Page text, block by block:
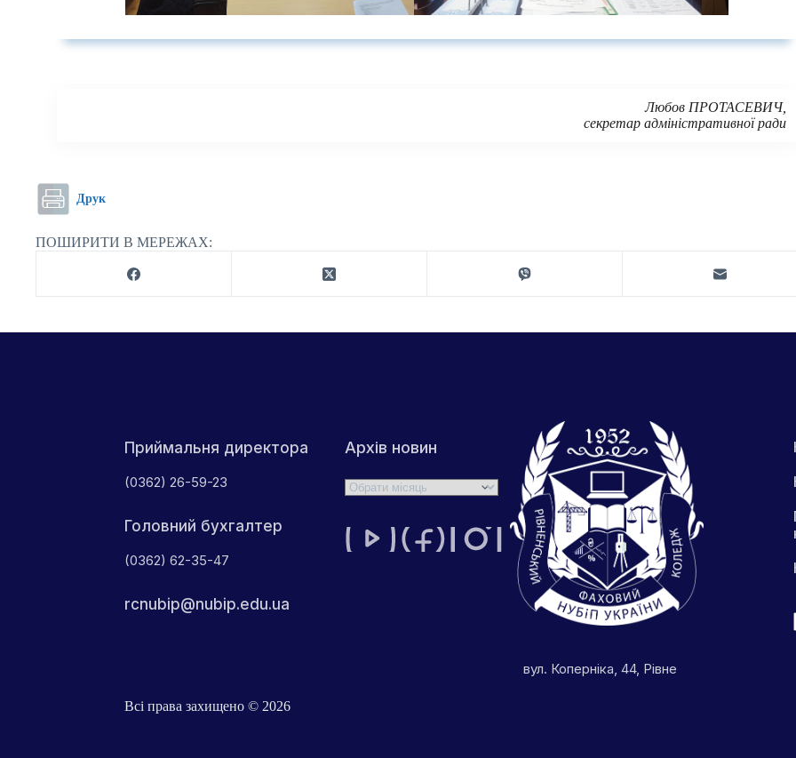
Любов ПРОТАСЕВИЧ,
секретар адміністративної ради
Друк
ПОШИРИТИ В МЕРЕЖАХ:
Приймальня директора
(0362) 26-59-23
Головний бухгалтер
(0362) 62-35-47
rcnubip@nubip.edu.ua
Архів новин
Архіви
вул. Коперніка, 44, Рівне
Всі права захищено © 2026